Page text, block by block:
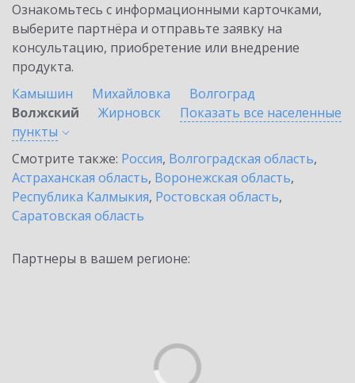
Ознакомьтесь с информационными карточками,
выберите партнёра и отправьте заявку на
консультацию, приобретение или внедрение
продукта.
Камышин
Михайловка
Волгоград
Волжский
Жирновск
Показать все населенные
пункты
Смотрите также: Россия, Волгоградская область,
Астраханская область, Воронежская область,
Республика Калмыкия, Ростовская область,
Саратовская область
Партнеры в вашем регионе: